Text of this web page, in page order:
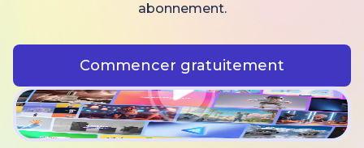
abonnement.
Commencer gratuitement